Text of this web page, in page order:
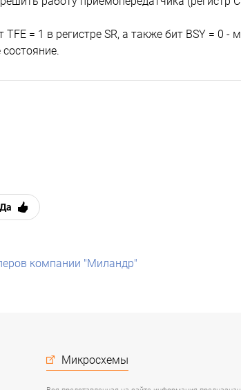
= 1 в регистре SR, а также бит BSY = 0 -
Да
компании "Миландр"
Микросхемы